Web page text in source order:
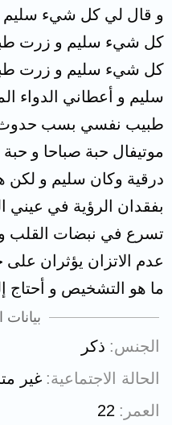
و قال لي كل شيء
كل شيء سليم و زرت
كل شيء سليم و زرت
سليم و أعطاني الدواء
طبيب نفسي بسب حدوث
موتيفال حبة صباحا و
درقية وكان سليم و لكن
بفقدان الرؤية في عيني
تسرع في نبضات القلب
عدم الاتزان يؤثران
ما هو التشخيص و أحتاج
الجنس ذكر
الحالة الاجتماعية غير
العمر
22